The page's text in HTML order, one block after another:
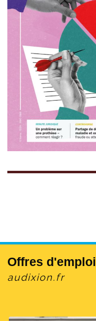
Offres d'emploi
audixion.fr